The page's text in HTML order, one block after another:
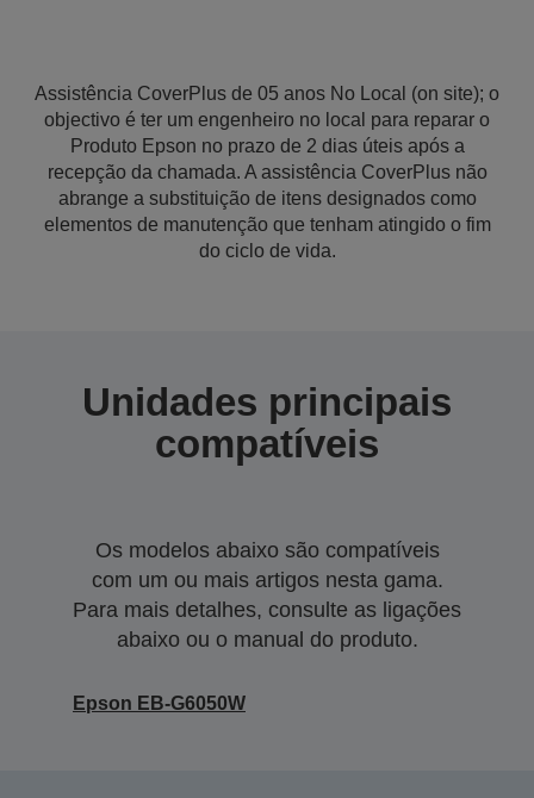
Assistência CoverPlus de 05 anos No Local (on site); o
objectivo é ter um engenheiro no local para reparar o
Produto Epson no prazo de 2 dias úteis após a
recepção da chamada. A assistência CoverPlus não
abrange a substituição de itens designados como
elementos de manutenção que tenham atingido o fim
do ciclo de vida.
Unidades principais
compatíveis
Os modelos abaixo são compatíveis
com um ou mais artigos nesta gama.
Para mais detalhes, consulte as ligações
abaixo ou o manual do produto.
Epson EB-G6050W